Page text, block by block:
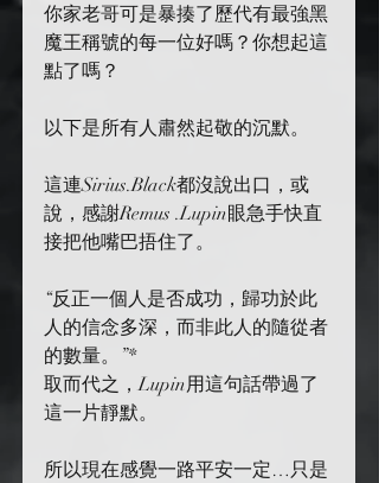
你家老哥可是暴揍了歷代有最強黑
魔王稱號的每一位好嗎？你想起這
點了嗎？
以下是所有人肅然起敬的沉默。
這連Sirius.Black都沒說出口，或
說，感謝Remus .Lupin眼急手快直
接把他嘴巴捂住了。
“反正一個人是否成功，歸功於此
人的信念多深，而非此人的隨從者
的數量。”*
取而代之，Lupin用這句話帶過了
這一片靜默。
所以現在感覺一路平安一定…只是